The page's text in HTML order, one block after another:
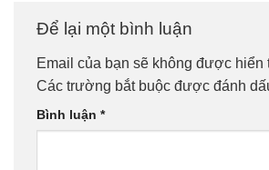
Để lại một bình luận
Email của bạn sẽ không được hiển
Các trường bắt buộc được đánh
Bình luận *